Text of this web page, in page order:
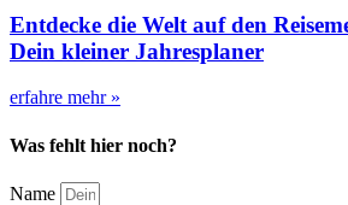
Entdecke die Welt auf den
Dein kleiner Jahresplaner
erfahre mehr »
Was fehlt hier noch?
Name